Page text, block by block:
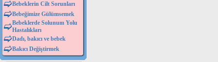
Bebeklerin Cilt Sorunları
Bebeğimize Gülümsemek
Bebeklerde Solunum Yolu
Hastalıkları
Dadı, bakıcı ve bebek
Bakıcı Değiştirmek